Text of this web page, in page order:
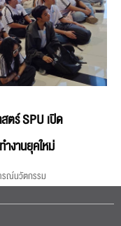
ตร์ SPU เปิด
งานยุคใหม่
รณ์นวัตกรรม